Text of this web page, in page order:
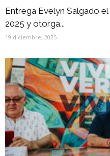
Entrega Evelyn Salgado
2025 y otorga...
19 diciembre, 2025